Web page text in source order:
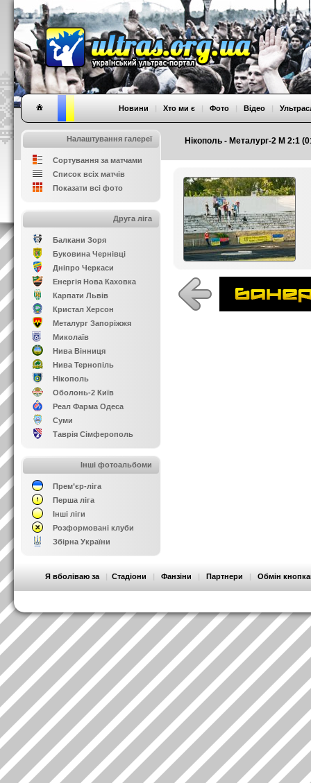
Нікополь - Металург-2 М 2:1
Новини | Хто ми є | Фото | Відео |
Налаштування галереї
Сортування за матчами
Список всіх матчів
Показати всі фото
Друга ліга
Балкани Зоря
Буковина Чернівці
Дніпро Черкаси
Енергія Нова Каховка
Карпати Львів
Кристал Херсон
Металург Запоріжжя
Миколаїв
Нива Вінниця
Нива Тернопіль
Нікополь
Оболонь-2 Київ
Реал Фарма Одеса
Суми
Таврія Сімферополь
Інші фотоальбоми
Прем’єр-ліга
Перша ліга
Інші ліги
Розформовані клуби
Збірна України
Я вболіваю за | Стадіони | Фанзіни | Партнери | Обмін